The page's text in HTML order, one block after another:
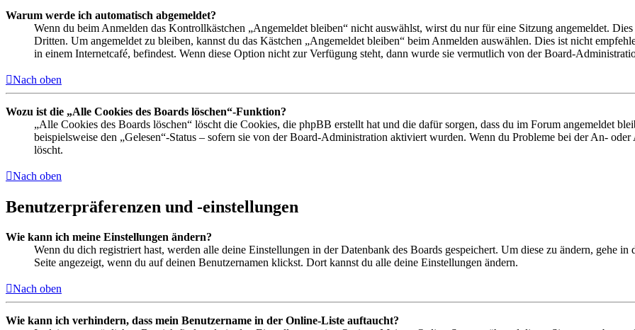
Warum werde ich automatisch abgemeldet?
Wenn du beim Anmelden das Kontrollkästchen „Angemeldet bleiben“ nicht auswählst, wirst du nur für eine Sitzung angemeldet.
Dritten. Um angemeldet zu bleiben, kannst du das Kästchen „Angemeldet bleiben“ beim Anmelden auswählen. Dies ist nicht
in einem Internetcafé, befindest. Wenn diese Option nicht zur Verfügung steht, dann wurde sie vermutlich von der Board-
Nach oben
Wozu ist die „Alle Cookies des Boards löschen“-Funktion?
„Alle Cookies des Boards löschen“ löscht die Cookies, die phpBB erstellt hat und die dafür sorgen, dass du im Forum angemeldet
beispielsweise den „Gelesen“-Status – sofern sie von der Board-Administration aktiviert wurden. Wenn du Probleme bei der An-
löscht.
Nach oben
Benutzerpräferenzen und -einstellungen
Wie kann ich meine Einstellungen ändern?
Wenn du dich registriert hast, werden alle deine Einstellungen in der Datenbank des Boards gespeichert. Um diese zu ändern, gehe
Seite angezeigt, wenn du auf deinen Benutzernamen klickst. Dort kannst du alle deine Einstellungen ändern.
Nach oben
Wie kann ich verhindern, dass mein Benutzername in der Online-Liste auftaucht?